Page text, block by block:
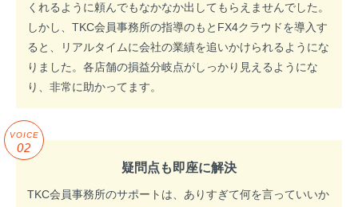
くれるように頼んでもなかなか出してもらえませんでした。
しかし、TKC会員事務所の指導のもとFX4クラウドを導入す
ると、リアルタイムに会社の業績を追いかけられるようにな
りました。各店舗の損益分岐点がしっかり見えるようにな
り、非常に助かってます。
VOICE
02
疑問点も即座に解決
TKC会員事務所のサポートは、ありすぎて何を言っていいか